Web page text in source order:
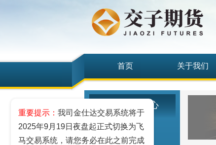
首页 关于我们
研究发展中心
工业品
重要提示： 我司金仕达交易系统将于
2025年9月19日夜盘起正式切换为飞
马交易系统，请您务必在此之前完成